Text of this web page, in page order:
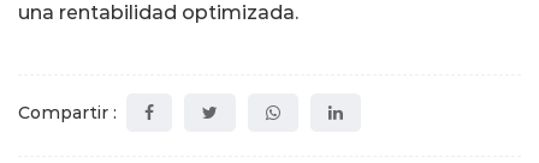
una rentabilidad optimizada.
Compartir :